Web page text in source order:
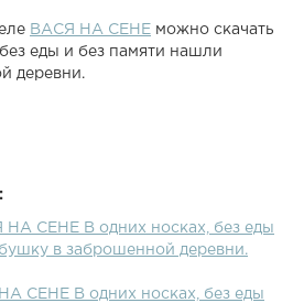
ВАСЯ НА СЕНЕ можно скачать
еды и без памяти нашли
деревни.
НА СЕНЕ В одних носках, без еды
в заброшенной деревни.
СЕНЕ В одних носках, без еды